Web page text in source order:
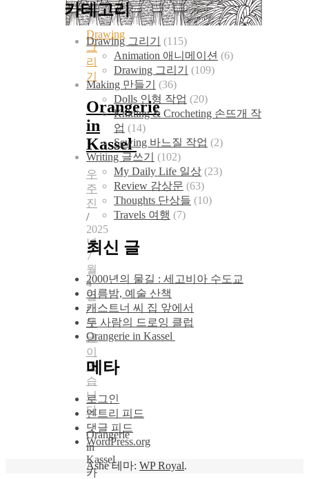
Drawing
그
리
기
Orangerie
in
Kassel
우
주
진
/
2025
년
7
월
4
일
/
댓
글
이
없
습
니
다
Orangerie
in
Kassel
카
카테고리
Drawing 그리기
(115)
Animation 애니메이션 (6)
Drawing 그리기
(109)
Making 만들기
(36)
Dolls 인형 작업 (20)
Knitting & Crocheting 손뜨개 작
업 (14)
Sewing 바느질 작업 (2)
Writing 글쓰기
(102)
My Daily Life 일상 (23)
Review 감상문 (63)
Thoughts 단상들 (10)
Travels 여행 (7)
최신 글
2000년의 물길 : 세고비아 수도교
여름밤, 예술 산책
캐스트너 씨 집 앞에서
두 사람의 드로잉 클럽
Orangerie in Kassel
메타
로그인
엔트리 피드
댓글 피드
WordPress.org
Ashe 테마: WP Royal.